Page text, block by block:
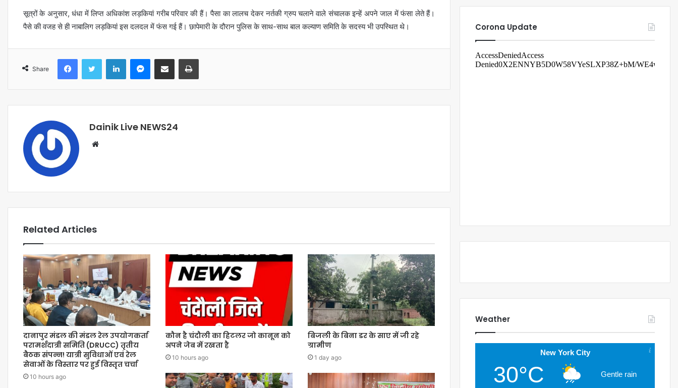
सूत्रों के अनुसार, धंधा में लिप्त अधिकांश लड़कियां गरीब परिवार की हैं। पैसा का लालच देकर नर्तकी ग्रुप चलाने वाले संचालक इन्हें अपने जाल में फंसा लेते हैं।
पैसे की वजह से ही नाबालिग लड़कियां इस दलदल में फंस गई हैं। छापेमारी के दौरान पुलिस के साथ-साथ बाल कल्याण समिति के सदस्य भी उपस्थित थे।
Share
Dainik Live NEWS24
Related Articles
दानापुर मंडल की मंडल रेल उपयोगकर्ता
परामर्शदात्री समिति (DRUCC) तृतीय
बैठक संपन्न! यात्री सुविधाओं एवं रेल
सेवाओं के विस्तार पर हुई विस्तृत चर्चा
10 hours ago
कौन है चंदौली का हिटलर जो कानून को
अपने जेब में रखता है
10 hours ago
बिजली के बिना डर के साए में जी रहे
ग्रामीण
1 day ago
Corona Update
Weather
New York City
30°C Gentle rain